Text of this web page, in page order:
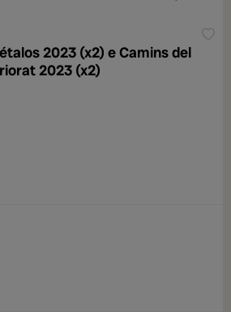
2023 (x2) e Camins del
2023 (x2)